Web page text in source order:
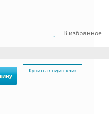
В избранное
Купить в один клик